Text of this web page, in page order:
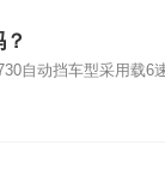
自动挡车型采用载6